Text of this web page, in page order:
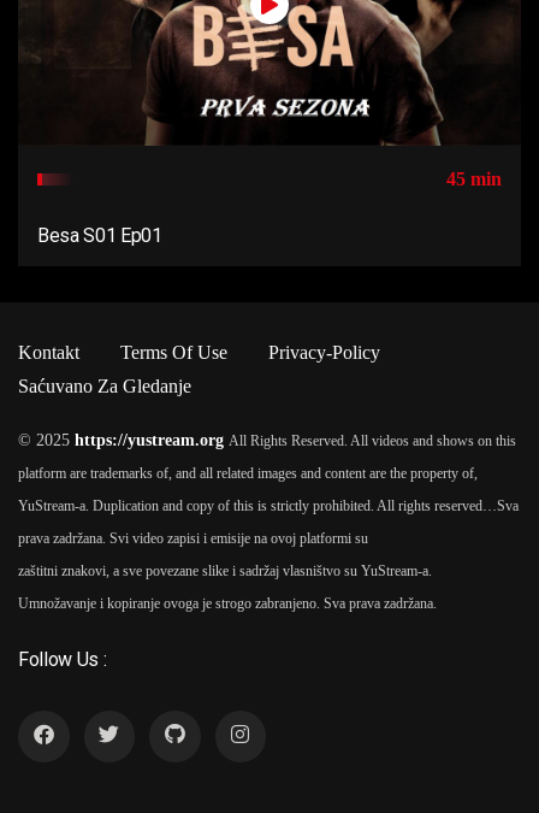
45 min
Besa S01 Ep01
Kontakt Terms Of Use
Privacy-Policy
Saćuvano Za Gledanje
© 2025 https://yustream.org All Rights Reserved. All videos and shows on this
platform are trademarks of, and all related images and content are the property of,
YuStream-a. Duplication and copy of this is strictly prohibited. All rights reserved…Sva
prava zadržana. Svi video zapisi i emisije na ovoj platformi su
zaštitni znakovi, a sve povezane slike i sadržaj vlasništvo su YuStream-a.
Umnožavanje i kopiranje ovoga je strogo zabranjeno. Sva prava zadržana.
Follow Us :